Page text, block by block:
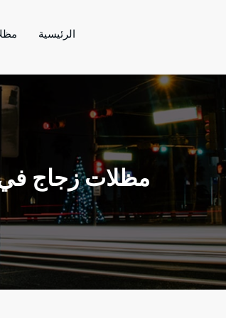
مظلات الحارثي نقوم بتنفيذ اعمال
الرئيسية
مظلات زجاج في